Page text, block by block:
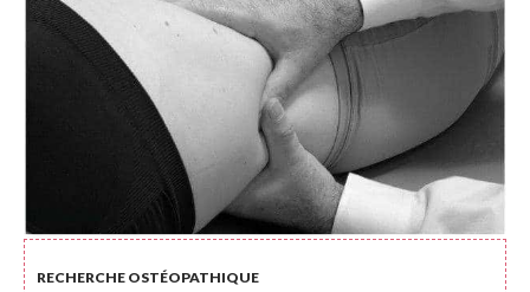
RECHERCHE OSTÉOPATHIQUE